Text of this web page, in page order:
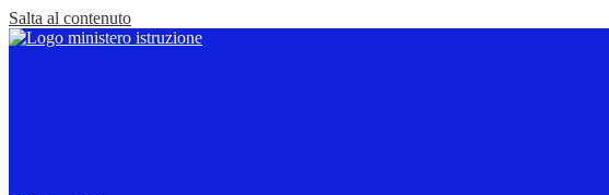
Salta al contenuto